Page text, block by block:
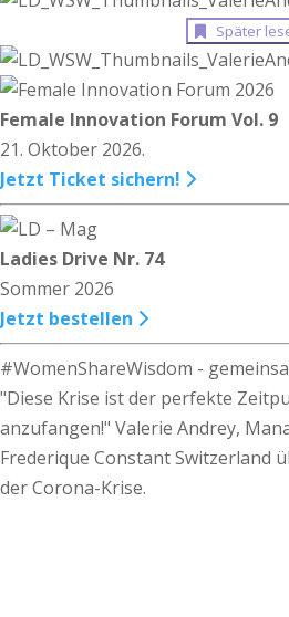
Später
Female Innovation Forum Vol. 9
21. Oktober 2026.
Jetzt Ticket sichern!
Ladies Drive Nr. 74
Sommer 2026
Jetzt bestellen
#WomenShareWisdom -
"Diese Krise ist der perfekte
anzufangen!" Valerie Andrey,
Frederique Constant Switzerland
der Corona-Krise.